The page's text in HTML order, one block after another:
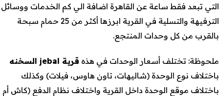
التي تبعد فقط ساعة عن القاهرة اضافة الي كم الخدمات ووسائل
الترفيهة والتسلية في القرية ابرزها أكثر من 25 حمام سبحة
بالقرب من كل وحدات المنتجع.
ملحوظة: تختلف أسعار الوحدات في هذه قرية jebal السخنه
باختلاف نوع الوحدة (شاليهات، تاون هاوس، فيلات) وكذلك
باختلاف موقع الوحدة داخل القرية واختلاف نظام الدفع (كاش أم